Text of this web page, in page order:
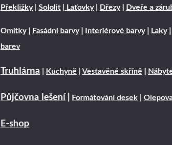
Překližky| Sololit Laťovky| Dřezy| Dveře a
Omítky| Fasádní barvy| Interiérové barvy| Laky|
barev
Truhlárna Kuchyně Vestavěné skříně
Půjčovna lešení Formátování desek
E-shop